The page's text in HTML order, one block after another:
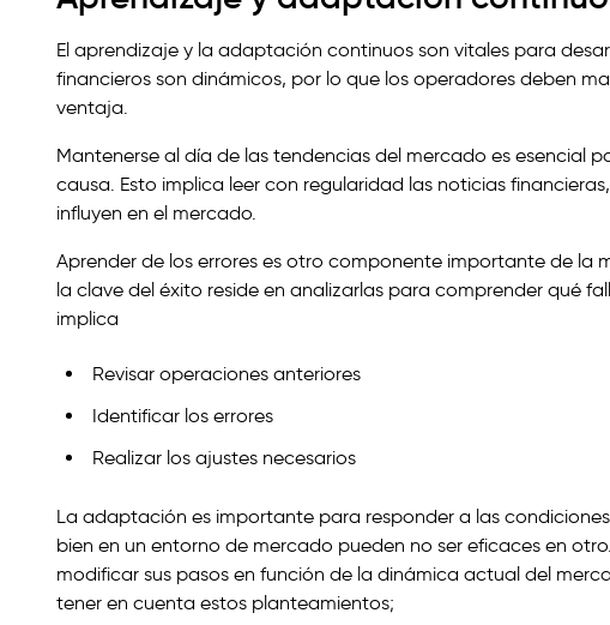
El aprendizaje y la adaptación continuos son vitales para
financieros son dinámicos, por lo que los operadores deben
ventaja.
Mantenerse al día de las tendencias del mercado es esencial
causa. Esto implica leer con regularidad las noticias
influyen en el mercado.
Aprender de los errores es otro componente importante de la
la clave del éxito reside en analizarlas para comprender qué
implica
Revisar operaciones anteriores
Identificar los errores
Realizar los ajustes necesarios
La adaptación es importante para responder a las
bien en un entorno de mercado pueden no ser eficaces en
modificar sus pasos en función de la dinámica actual del
tener en cuenta estos planteamientos;